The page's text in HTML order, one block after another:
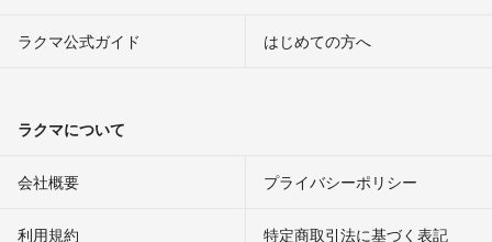
ラクマ公式ガイド はじめての方へ
ラクマについて
会社概要 プライバシーポリシー
利用規約 特定商取引法に基づく表記